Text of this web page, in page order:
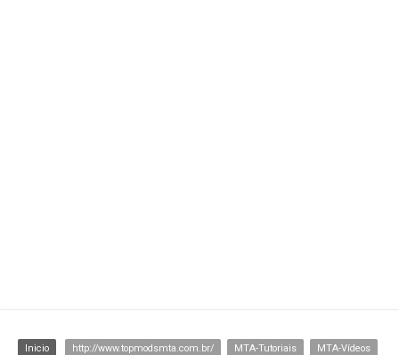
Inicio http://www.topmodsmta.com.br/ MTA-Tutoriais MTA-Vídeos